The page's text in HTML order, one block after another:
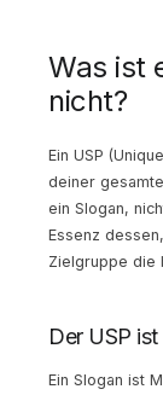
Was ist
nicht?
Ein USP
deiner
ein Slogan,
Essenz
Zielgruppe die
Der USP
Ein Slogan ist